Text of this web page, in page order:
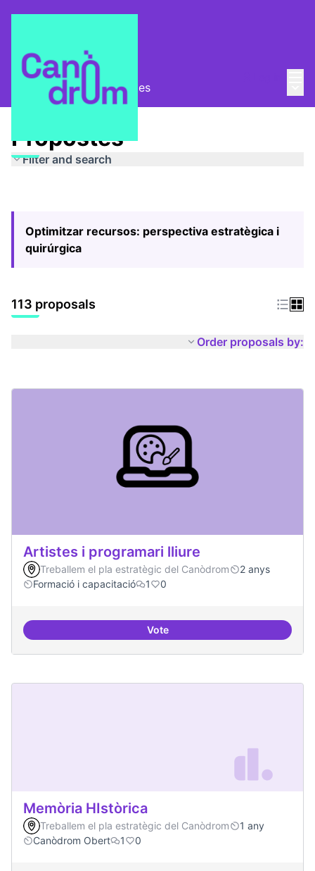
Pla Estratègic Propostes
Propostes
Filter and search
Optimitzar recursos: perspectiva estratègica i
quirúrgica
113 proposals
Order proposals by:
Artistes i programari lliure
Treballem el pla estratègic del Canòdrom
2 anys
Formació i capacitació
1 0
VoteArtistes i programari lliure
Memòria HIstòrica
Treballem el pla estratègic del Canòdrom
1 any
Canòdrom Obert
1 0